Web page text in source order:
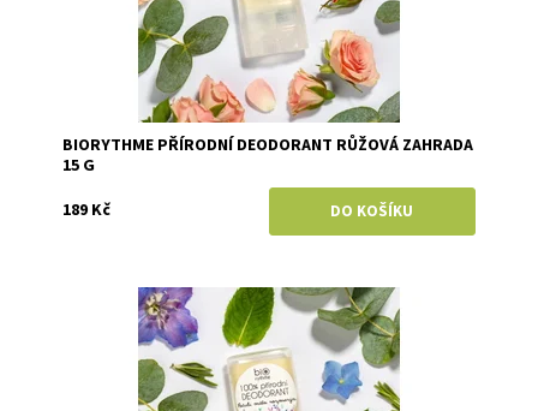
BIORYTHME PŘÍRODNÍ DEODORANT RŮŽOVÁ ZAHRADA
15 G
189 Kč
Dostupnost:
Skladem
Biorythme